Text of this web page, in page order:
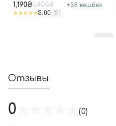
1,190₴1,400₴ +59 кешбек
5.00 (5)
Отзывы
0 (0)